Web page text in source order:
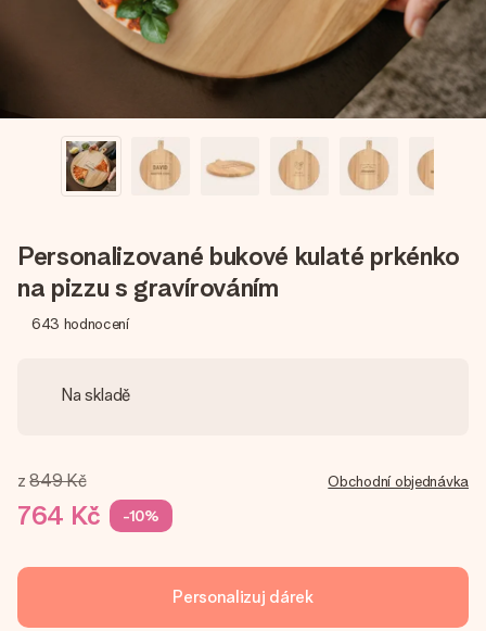
Personalizované bukové kulaté prkénko
na pizzu s gravírováním
643 hodnocení
Na skladě
z 849 Kč
764 Kč -10%
Obchodní objednávka
Personalizuj dárek